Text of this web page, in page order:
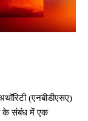
(एनबीडीएसए)
के संबंध में एक